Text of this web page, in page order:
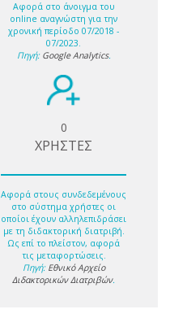
Αφορά στο άνοιγμα του
online αναγνώστη για την
χρονική περίοδο 07/2018 -
07/2023.
Πηγή: Google Analytics.
0
ΧΡΗΣΤΕΣ
Αφορά στους συνδεδεμένους
στο σύστημα χρήστες οι
οποίοι έχουν αλληλεπιδράσει
με τη διδακτορική διατριβή.
Ως επί το πλείστον, αφορά
τις μεταφορτώσεις.
Πηγή: Εθνικό Αρχείο
Διδακτορικών Διατριβών.